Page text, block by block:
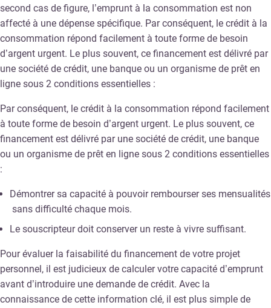
second cas de figure, l’emprunt à la consommation est non
affecté à une dépense spécifique. Par conséquent, le crédit à la
consommation répond facilement à toute forme de besoin
d’argent urgent. Le plus souvent, ce financement est délivré par
une société de crédit, une banque ou un organisme de prêt en
ligne sous 2 conditions essentielles :
Par conséquent, le crédit à la consommation répond facilement
à toute forme de besoin d’argent urgent. Le plus souvent, ce
financement est délivré par une société de crédit, une banque
ou un organisme de prêt en ligne sous 2 conditions essentielles
:
Démontrer sa capacité à pouvoir rembourser ses mensualités
sans difficulté chaque mois.
Le souscripteur doit conserver un reste à vivre suffisant.
Pour évaluer la faisabilité du financement de votre projet
personnel, il est judicieux de calculer votre capacité d’emprunt
avant d’introduire une demande de crédit. Avec la
connaissance de cette information clé, il est plus simple de